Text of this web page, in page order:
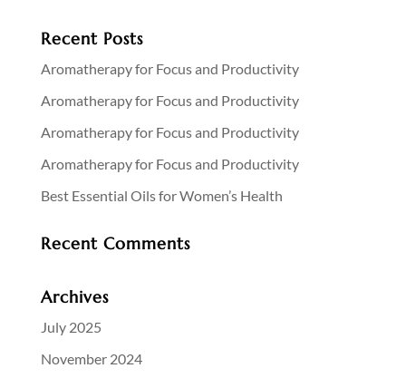
Recent Posts
Aromatherapy for Focus and Productivity
Aromatherapy for Focus and Productivity
Aromatherapy for Focus and Productivity
Aromatherapy for Focus and Productivity
Best Essential Oils for Women’s Health
Recent Comments
Archives
July 2025
November 2024